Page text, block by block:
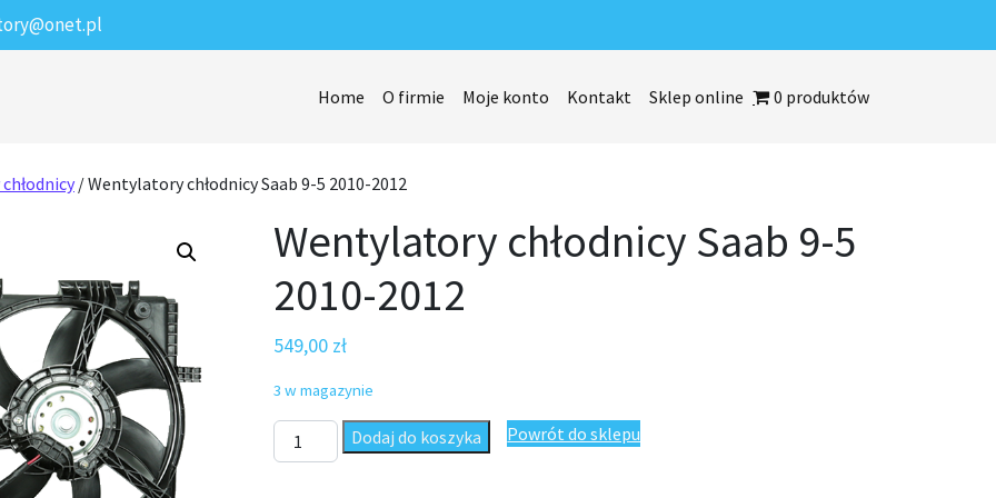
Home O firmie Moje konto Kontakt Sklep online 0 produktów
/ Wentylatory chłodnicy Saab 9-5 2010-2012
Wentylatory chłodnicy Saab 9-5
2010-2012
549,00 zł
3 w magazynie
ilość Wentylatory chłodnicy Saab 9-5 2010-2012
Dodaj do koszyka Powrót do sklepu